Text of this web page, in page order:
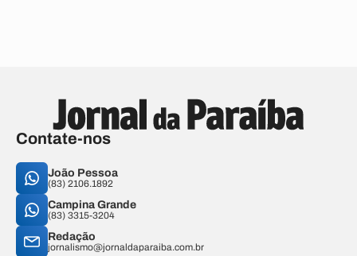
Contate-nos
João Pessoa
(83) 2106.1892
Campina Grande
(83) 3315-3204
Redação
jornalismo@jornaldaparaiba.com.br